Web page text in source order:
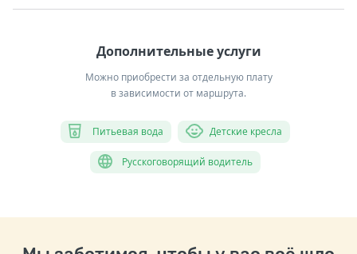
Дополнительные услуги
Можно приобрести за отдельную плату
в зависимости от маршрута.
Питьевая вода Детские кресла
Русскоговорящий водитель